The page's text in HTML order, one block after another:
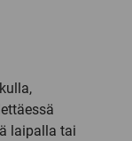
laipalla tai